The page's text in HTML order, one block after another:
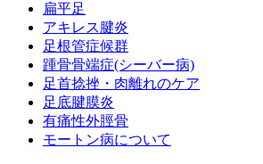
扁平足
アキレス腱炎
足根管症候群
踵骨骨端症(シーバー病)
足首捻挫・肉離れのケア
足底腱膜炎
有痛性外脛骨
モートン病について